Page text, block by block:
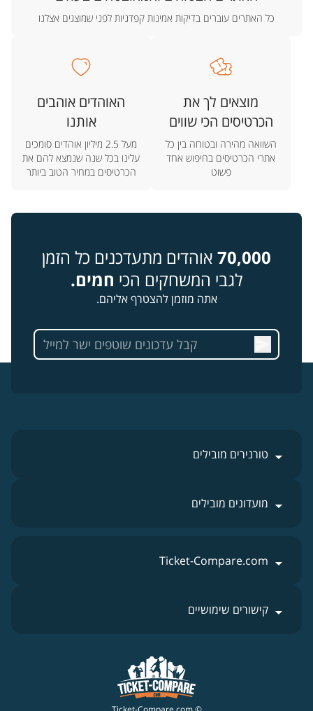
כל האתרים עוברים בדיקות אמינות קפדניות לפני שמוצגים אצלנו
מוצאים לך את
הכרטיסים הכי שווים
השוואה מהירה ובטוחה בין כל
אתרי הכרטיסים בחיפוש אחד
פשוט
האוהדים אוהבים
אותנו
מעל 2.5 מיליון אוהדים סומכים
עלינו בכל שנה שנמצא להם את
הכרטיסים במחיר הטוב ביותר
70,000 אוהדים מתעדכנים כל הזמן
לגבי המשחקים הכי חמים.
אתה מוזמן להצטרף אליהם.
טורנירים מובילים
מועדונים מובילים
Ticket-Compare.com
קישורים שימושיים